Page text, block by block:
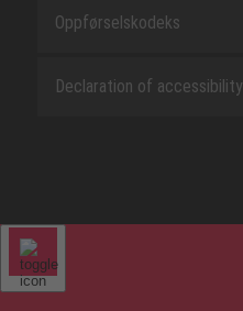
Oppførselskodeks
Declaration of accessibility